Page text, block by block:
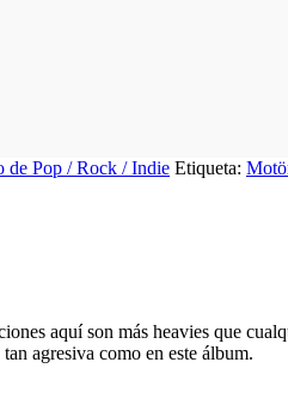
de Pop / Rock / Indie Etiqueta:
aquí son más heavies que
agresiva como en este álbum.